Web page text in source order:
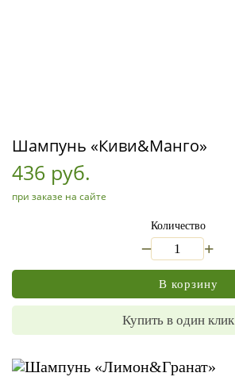
Шампунь «Киви&Манго»
436 руб.
при заказе на сайте
Количество
+
В корзину
Купить в один клик